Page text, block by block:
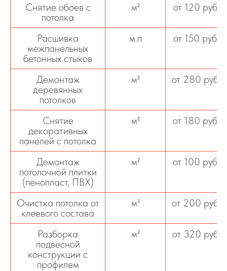
Снятие обоев с
потолка
м² от 120 руб
Расшивка
межпанельных
бетонных стыков
м.п от 150 руб
Демонтаж
деревянных
потолков
м² от 280 руб
Снятие
декоративных
панелей с потолка
м² от 180 руб
Демонтаж
потолочной плитки
(пенопласт, ПВХ)
м² от 100 руб
Очистка потолка от
клеевого состава
м² от 200 руб
Разборка
подвесной
конструкции с
профилем
м² от 320 руб